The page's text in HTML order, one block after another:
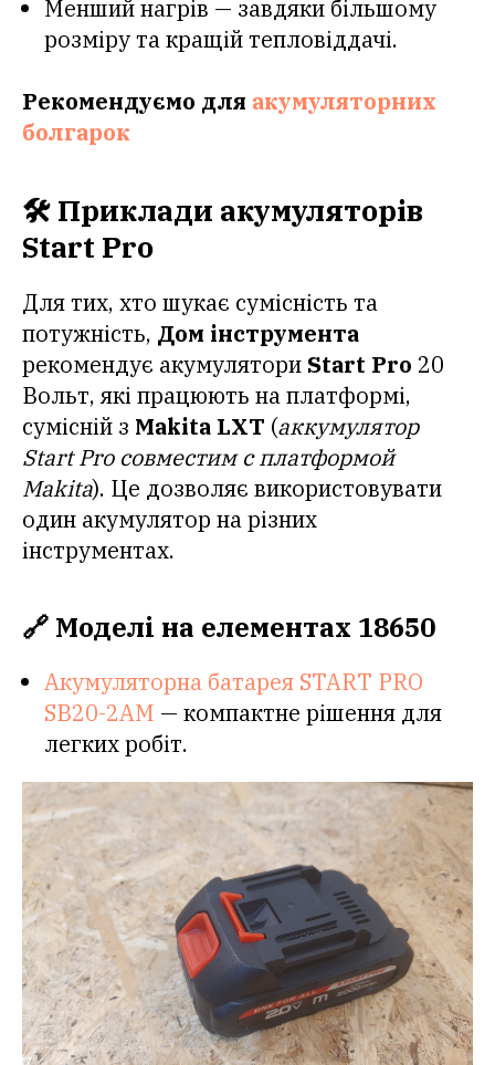
Менший нагрів — завдяки більшому
розміру та кращій тепловіддачі.
Рекомендуємо для акумуляторних
болгарок
🛠️ Приклади акумуляторів
Start Pro
Для тих, хто шукає сумісність та
потужність, Дом інструмента
рекомендує акумулятори Start Pro 20
Вольт, які працюють на платформі,
сумісній з Makita LXT (аккумулятор
Start Pro совместим с платформой
Makita). Це дозволяє використовувати
один акумулятор на різних
інструментах.
🔗 Моделі на елементах 18650
Акумуляторна батарея START PRO
SB20-2АМ — компактне рішення для
легких робіт.